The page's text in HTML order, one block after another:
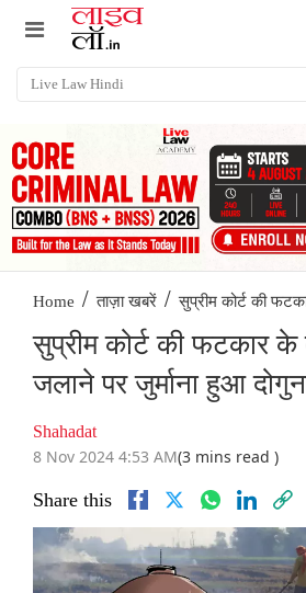
Home / ताज़ा खबरें / सुप्रीम कोर्ट की
सुप्रीम कोर्ट की फटकार के
जलाने पर जुर्माना हुआ
Shahadat
8 Nov 2024 4:53 AM(3 mins read )
Share this